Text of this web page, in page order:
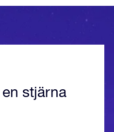
stjärna